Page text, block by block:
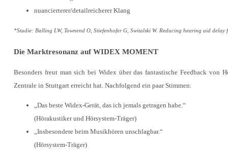
nuancierterer/detailreicherer Klang
*Studie: Balling LW, Townend O, Stiefenhofer G, Switalski W. Reducing hearing aid
Die Marktresonanz auf WIDEX MOMENT
Besonders freut man sich bei Widex über das fantastische Feedback von
Zentrale in Stuttgart erreicht hat. Nachfolgend ein paar Stimmen:
„Das beste Widex-Gerät, das ich jemals getragen habe.“
(Hörakustiker und Hörsystem-Träger)
„Insbesondere beim Musikhören unschlagbar.“
(Hörsystem-Träger)